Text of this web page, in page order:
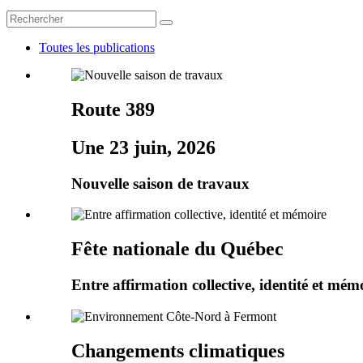
Toutes les publications
Route 389
Une 23 juin, 2026
Nouvelle saison de travaux
Fête nationale du Québec
Entre affirmation collective, identité et
Changements climatiques